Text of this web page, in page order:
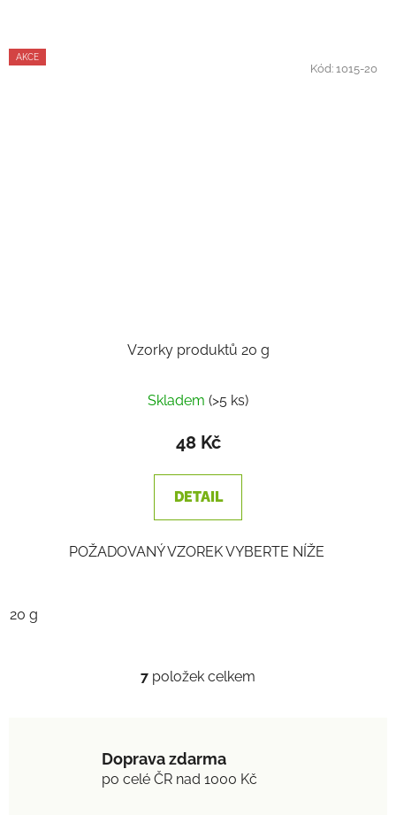
AKCE
Vzorky produktů 20 g
hodnocení
produktu
z
hvězdiček.
Skladem (>5 ks)
48 Kč
DETAIL
POŽADOVANÝ VZOREK VYBERTE NÍŽE
20 g
Kód:1015-20
O
d
a
7 položek celkem
Doprava zdarma
po celé ČR nad 1000 Kč